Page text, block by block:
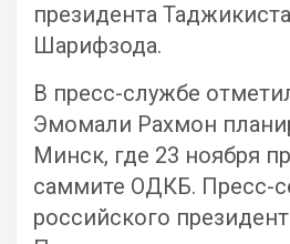
президента
Шарифзода.
В пресс-службе
Эмомали Рахмон
Минск, где 23 ноября
саммите ОДКБ. Пресс-
российского